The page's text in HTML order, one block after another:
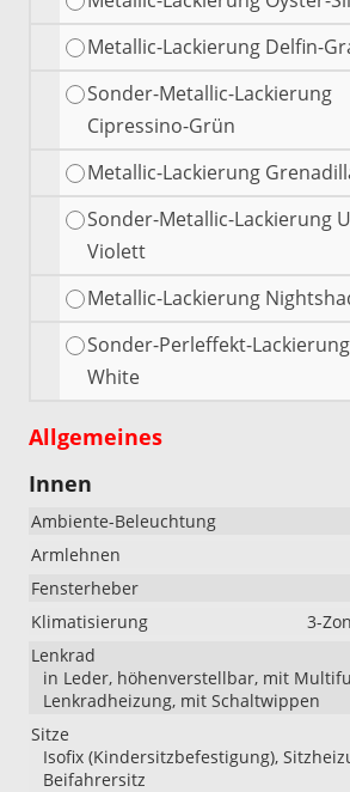
Metallic-Lackierung Delfin-
Sonder-Metallic-Lackierung
Cipressino-Grün
Metallic-Lackierung
Sonder-Metallic-Lackierung
Violett
Metallic-Lackierung
Sonder-Perleffekt-
White
Allgemeines
Innen
Ambiente-Beleuchtung
Armlehnen
Fensterheber
Klimatisierung
3-
Lenkrad
in Leder, höhenverstellbar, mit
Lenkradheizung, mit Schaltwippen
Sitze
Isofix (Kindersitzbefestigung),
Beifahrersitz